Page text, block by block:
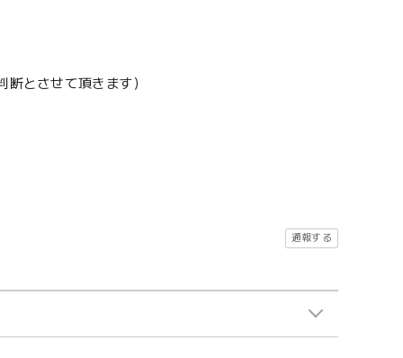
とさせて頂きます）
通報する